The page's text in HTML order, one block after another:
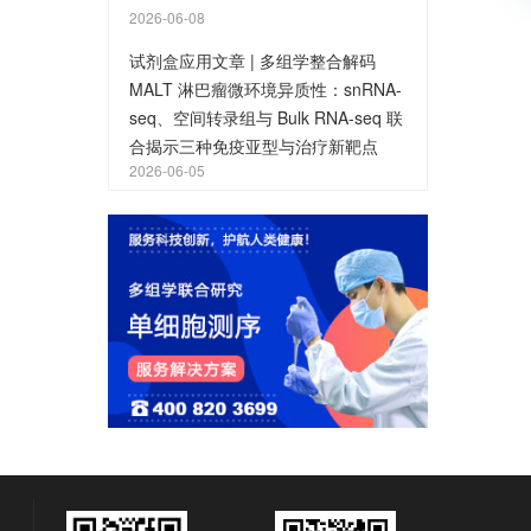
2026-06-08
试剂盒应用文章 | 多组学整合解码
MALT 淋巴瘤微环境异质性：snRNA-
seq、空间转录组与 Bulk RNA-seq 联
合揭示三种免疫亚型与治疗新靶点
2026-06-05